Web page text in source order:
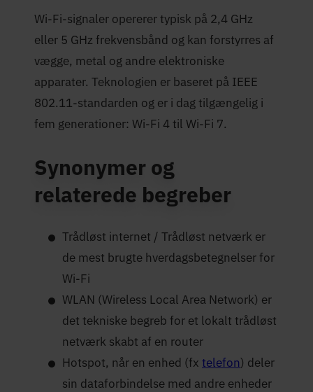
Wi-Fi-signaler opererer typisk på 2,4 GHz
eller 5 GHz frekvensbånd og kan forstyrres af
vægge, metal og andre elektroniske
apparater. Teknologien er baseret på IEEE
802.11-standarden og er i dag tilgængelig i
fem generationer: Wi-Fi 4 til Wi-Fi 7.
Synonymer og
relaterede begreber
Trådløst internet / Trådløst netværk er
de mest brugte hverdagsbetegnelser for
Wi-Fi
WLAN (Wireless Local Area Network) er
det tekniske begreb for et lokalt trådløst
netværk skabt af en router
Hotspot, når en enhed (fx telefon) deler
sin dataforbindelse med andre enheder